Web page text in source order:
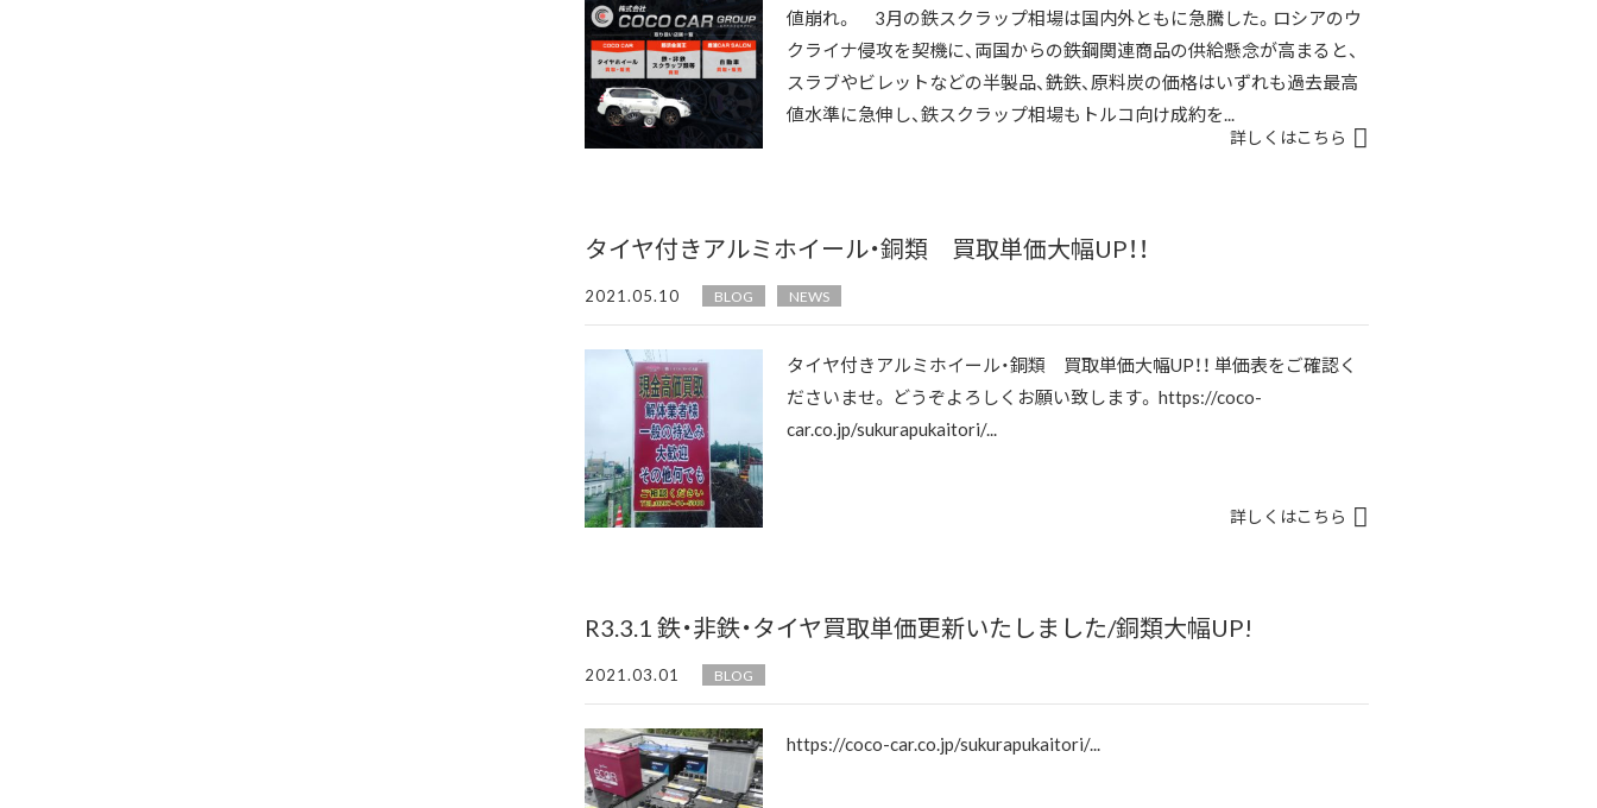
値崩れ。 3月の鉄スクラップ相場は国内外ともに急騰した。ロシアのウ
クライナ侵攻を契機に、両国からの鉄鋼関連商品の供給懸念が高まると、
スラブやビレットなどの半製品、銑鉄、原料炭の価格はいずれも過去最高
値水準に急伸し、鉄スクラップ相場もトルコ向け成約を...
詳しくはこちら
タイヤ付きアルミホイール・銅類 買取単価大幅UP！！
2021.05.10 BLOG NEWS
タイヤ付きアルミホイール・銅類 買取単価大幅UP！！ 単価表をご確認く
ださいませ。 どうぞよろしくお願い致します。 https://coco-
car.co.jp/sukurapukaitori/...
詳しくはこちら
R3.3.1 鉄・非鉄・タイヤ買取単価更新いたしました/銅類大幅UP!
2021.03.01 BLOG
https://coco-car.co.jp/sukurapukaitori/...